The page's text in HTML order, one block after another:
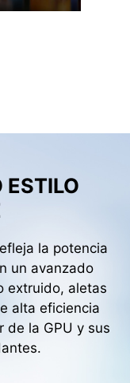
ESTILO
la potencia
un avanzado
extruido, aletas
alta eficiencia
de la GPU y sus